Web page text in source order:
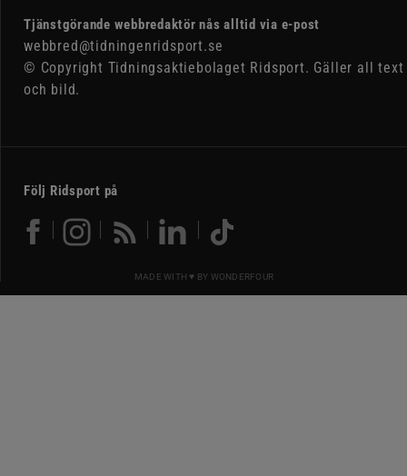
Tjänstgörande webbredaktör nås alltid via e-post
webbred@tidningenridsport.se
© Copyright Tidningsaktiebolaget Ridsport. Gäller all text
och bild.
Följ Ridsport på
MADE WITH ♥ BY WONDERFOUR